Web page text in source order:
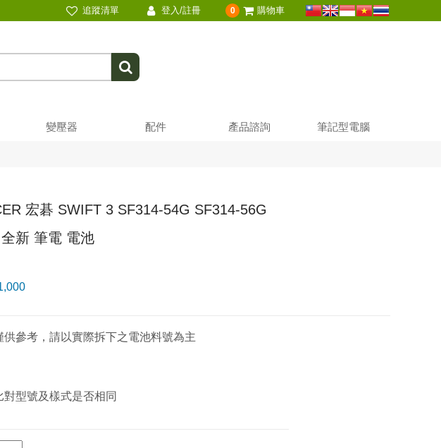
追蹤清單 登入/註冊 0 購物車
變壓器 配件 產品諮詢 筆記型電腦
宏碁 SWIFT 3 SF314-54G SF314-56G
新 筆電 電池
參考，請以實際拆下之電池料號為主
對型號及樣式是否相同